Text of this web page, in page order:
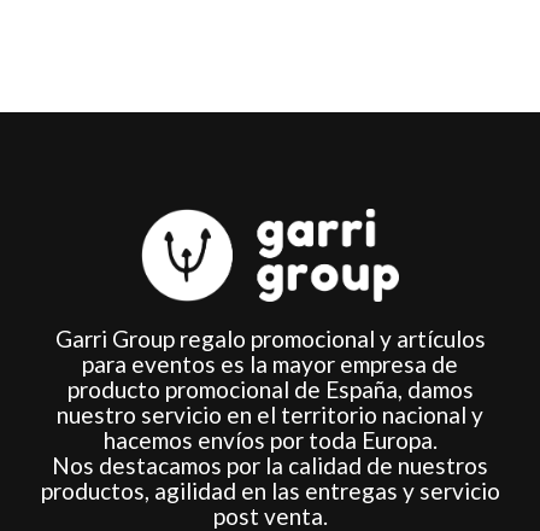
Garri Group regalo promocional y artículos
para eventos es la mayor empresa de
producto promocional de España, damos
nuestro servicio en el territorio nacional y
hacemos envíos por toda Europa.
Nos destacamos por la calidad de nuestros
productos, agilidad en las entregas y servicio
post venta.